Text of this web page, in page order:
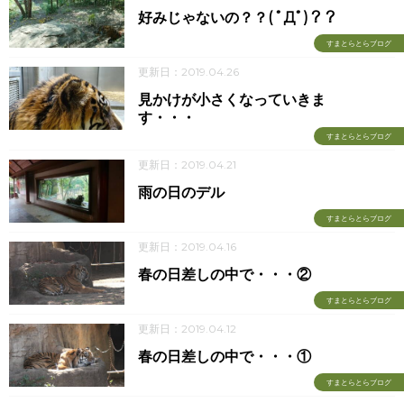
すまとらとらブログ
好みじゃないの？？( ﾟДﾟ)？？
更新日：2019.04.26
すまとらとらブログ
見かけが小さくなっていきま
す・・・
更新日：2019.04.21
すまとらとらブログ
雨の日のデル
更新日：2019.04.16
すまとらとらブログ
春の日差しの中で・・・②
更新日：2019.04.12
すまとらとらブログ
春の日差しの中で・・・①